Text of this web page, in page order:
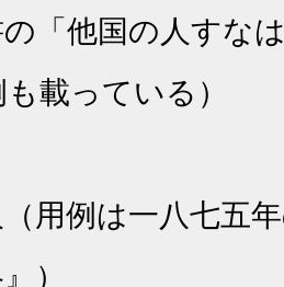
の「他国の人すな
載っている）
用例は一八七五
）